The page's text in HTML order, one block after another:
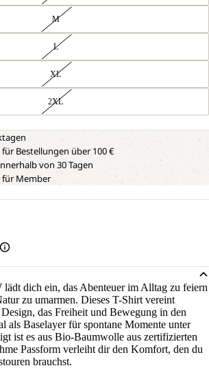
M
L
XL
2XL
Bestellungen über 100 €
von 30 Tagen
für Member
dich ein, das Abenteuer im Alltag zu feiern
zu umarmen. Dieses T-Shirt vereint
das Freiheit und Bewegung in den
als Baselayer für spontane Momente unter
ist es aus Bio-Baumwolle aus zertifizierten
Passform verleiht dir den Komfort, den du
brauchst.